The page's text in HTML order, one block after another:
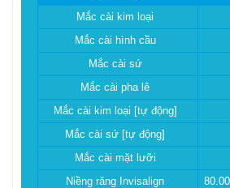
Mắc cài kim loại
Mắc cài hình cầu
Mắc cài sứ
Mắc cài pha lê
Mắc cài kim loại [tự động]
Mắc cài sứ [tự động]
Mắc cài mặt lưỡi
Niềng răng Invisalign